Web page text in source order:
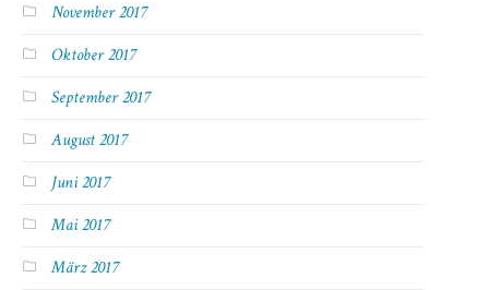
November 2017
Oktober 2017
September 2017
August 2017
Juni 2017
Mai 2017
März 2017